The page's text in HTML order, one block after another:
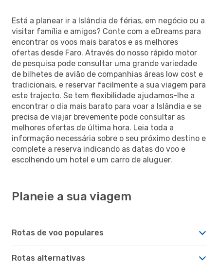
Está a planear ir a Islândia de férias, em negócio ou a
visitar família e amigos? Conte com a eDreams para
encontrar os voos mais baratos e as melhores
ofertas desde Faro. Através do nosso rápido motor
de pesquisa pode consultar uma grande variedade
de bilhetes de avião de companhias áreas low cost e
tradicionais, e reservar facilmente a sua viagem para
este trajecto. Se tem flexibilidade ajudamos-lhe a
encontrar o dia mais barato para voar a Islândia e se
precisa de viajar brevemente pode consultar as
melhores ofertas de última hora. Leia toda a
informação necessária sobre o seu próximo destino e
complete a reserva indicando as datas do voo e
escolhendo um hotel e um carro de aluguer.
Planeie a sua viagem
Rotas de voo populares
Rotas alternativas